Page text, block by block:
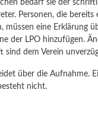
bedarf sie der
Personen, die bereits
müssen eine Erklärung
der LPO hinzufügen.
sind dem Verein
über die Aufnahme.
nicht.